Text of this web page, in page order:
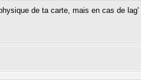
de ta carte, mais en cas de